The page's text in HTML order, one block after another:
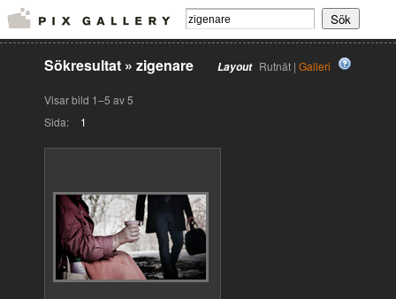
Layout Rutnät | Galleri
Sökresultat » zigenare
Visar bild 1–5 av 5
Sida:
1